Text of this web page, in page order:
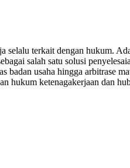
selalu terkait dengan hukum.
salah satu solusi
badan usaha hingga arbitrase
hukum ketenagakerjaan dan